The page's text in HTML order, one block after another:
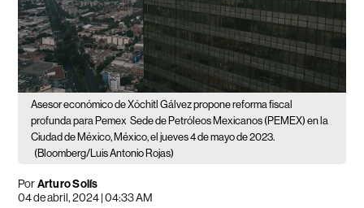
Asesor económico de Xóchitl Gálvez propone reforma fiscal
profunda para Pemex Sede de Petróleos Mexicanos (PEMEX) en la
Ciudad de México, México, el jueves 4 de mayo de 2023.
(Bloomberg/Luis Antonio Rojas)
PorArturo Solís
04 de abril, 2024 | 04:33 AM